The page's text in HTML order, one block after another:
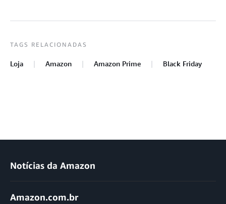
TAGS RELACIONADAS
Loja Amazon Amazon Prime Black Friday
Notícias da Amazon
Amazon.com.br